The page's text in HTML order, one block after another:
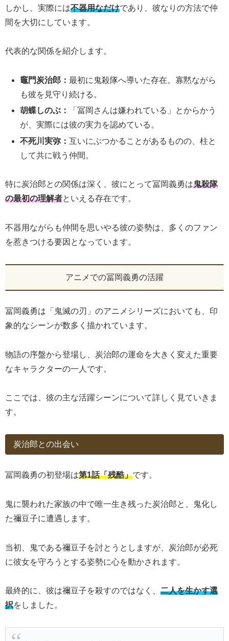
しかし、実際には不器用なだけであり、彼なりの方法で仲
間を大切にしています。
代表的な関係を紹介します。
竈門炭治郎：最初に鬼殺隊へ導いた存在。寡黙ながら
も彼を見守り続ける。
胡蝶しのぶ：
「冨岡さんは嫌われている」とからかう
が、実際には彼の実力を認めている。
不死川実弥：互いにぶつかることがあるものの、柱と
して共に戦う仲間。
特に炭治郎との関係は深く、彼にとって冨岡義勇は鬼殺隊
の最初の理解者といえる存在です。
不器用ながらも仲間を思いやる彼の姿勢は、多くのファン
を惹きつける要因となっています。
アニメでの冨岡義勇の活躍
冨岡義勇は「鬼滅の刃」のアニメシリーズにおいても、印
象的なシーンが数多く描かれています。
物語の序盤から登場し、炭治郎の運命を大きく変えた重要
なキャラクターの一人です。
ここでは、彼の主な活躍シーンについて詳しく見ていきま
す。
炭治郎との出会い
冨岡義勇の初登場は第1話「残酷」です。
鬼に襲われた家族の中で唯一生き残った炭治郎と、鬼化し
た禰豆子に遭遇します。
当初、鬼である禰豆子を討とうとしますが、炭治郎が必死
に彼女を守ろうとする姿勢に心を動かされます。
最終的に、彼は禰豆子を殺すのではなく、 二人を生かす選
択をしました。